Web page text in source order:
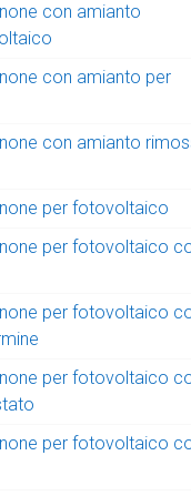
con amianto
con amianto per
con amianto
per fotovoltaico
per fotovoltaico
per fotovoltaico
per fotovoltaico
per fotovoltaico